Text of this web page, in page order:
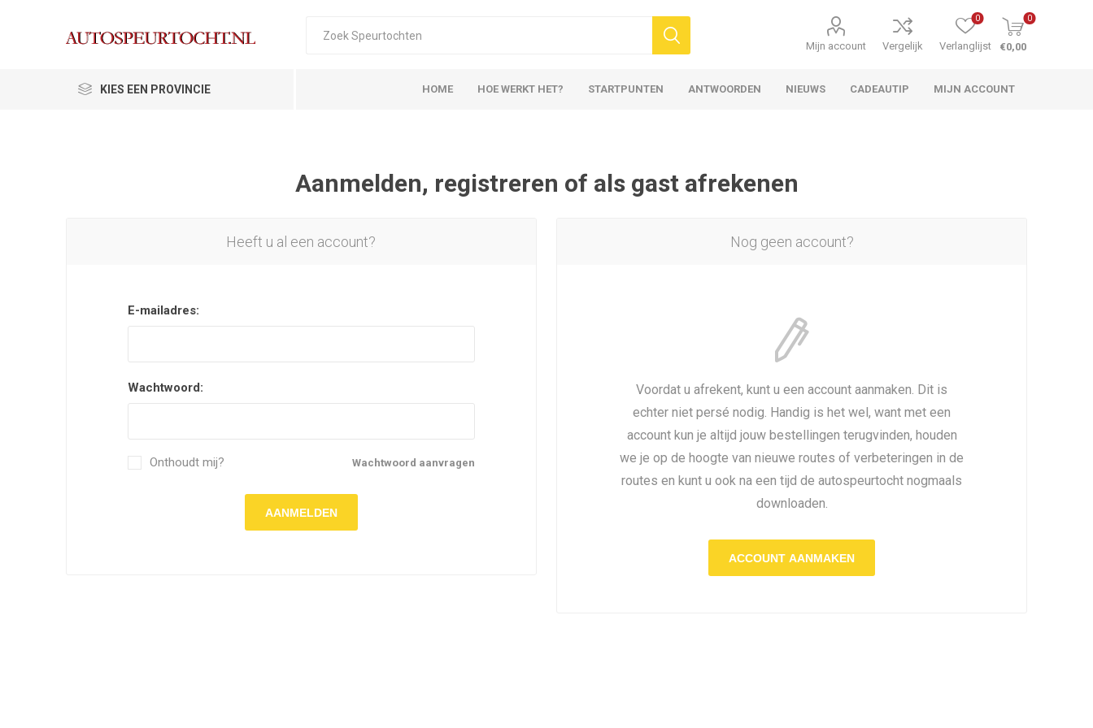
Mijn account Vergelijk Verlanglijst
0 0
€0,00
KIES EEN PROVINCIE HOME HOE WERKT HET? STARTPUNTEN ANTWOORDEN NIEUWS CADEAUTIP MIJN ACCOUNT
Aanmelden, registreren of als gast afrekenen
Nog geen account?
Voordat u afrekent, kunt u een account aanmaken. Dit is
echter niet persé nodig. Handig is het wel, want met een
account kun je altijd jouw bestellingen terugvinden, houden
we je op de hoogte van nieuwe routes of verbeteringen in de
routes en kunt u ook na een tijd de autospeurtocht nogmaals
downloaden.
ACCOUNT AANMAKEN
Heeft u al een account?
E-mailadres:
Wachtwoord:
Wachtwoord aanvragen
Onthoudt mij?
AANMELDEN